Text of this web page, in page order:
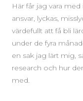
Här får jag vara
ansvar, lyckas,
värdefullt att få bli
under de fyra
en sak jag lärt mig,
research och hur
med.